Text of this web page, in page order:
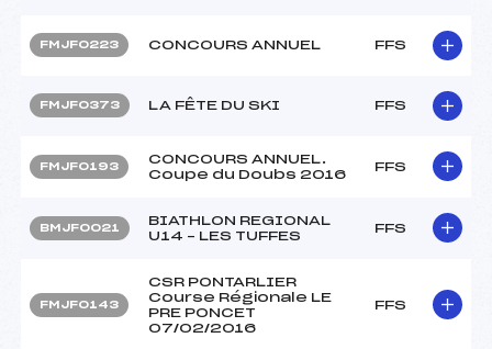
FMJF0223 CONCOURS ANNUEL FFS
FMJF0373 LA FÊTE DU SKI FFS
FMJF0193
CONCOURS ANNUEL.
Coupe du Doubs 2016
FFS
BMJF0021
BIATHLON REGIONAL
U14 – LES TUFFES
FFS
FMJF0143
CSR PONTARLIER
Course Régionale LE
PRE PONCET
07/02/2016
FFS